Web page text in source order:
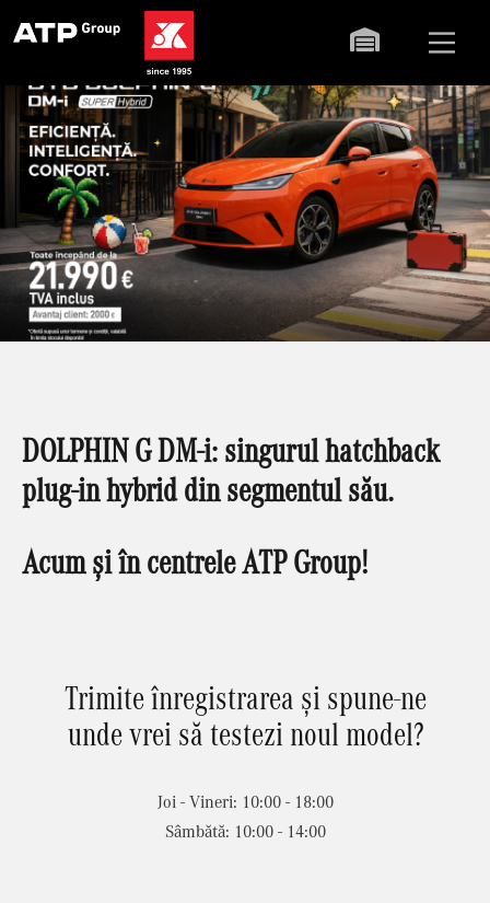
DOLPHIN G DM-i: singurul hatchback
plug-in hybrid din segmentul său.
Acum și în centrele ATP Group!
Trimite înregistrarea și spune-ne
unde vrei să testezi noul model?
Joi - Vineri: 10:00 - 18:00
Sâmbătă: 10:00 - 14:00